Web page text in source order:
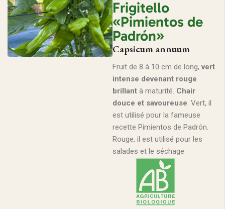
Frigitello
«Pimientos de
Padrón»
Capsicum annuum
Fruit de 8 à 10 cm de long, vert
intense devenant rouge
brillantà maturité. Chair
douce et savoureuse. Vert, il
est utilisé pour la fameuse
recette Pimientos de Padrón.
Rouge, il est utilisé pour les
salades et le séchage